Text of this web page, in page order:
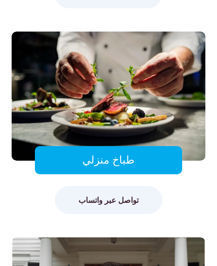
طباخ منزلي
تواصل عبر واتساب